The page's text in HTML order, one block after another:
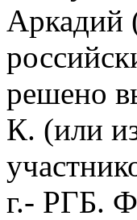
Аркадий
решено
К. (или
г.- РГБ.